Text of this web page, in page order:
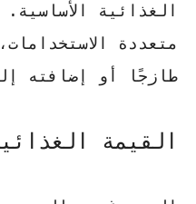
الغذائية
متعددة
طازجًا أو إضافته
القيمة